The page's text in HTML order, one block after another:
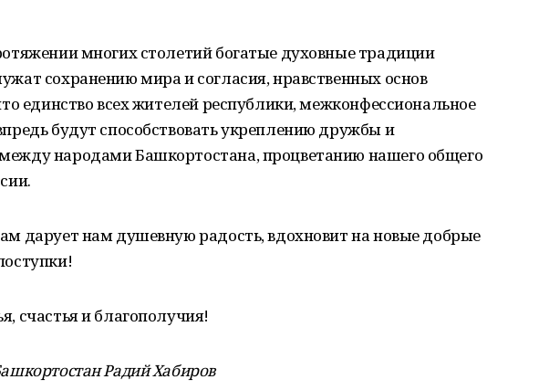
многих столетий богатые духовные традиции
сохранению мира и согласия, нравственных основ
единство всех жителей республики, межконфессиональное
будут способствовать укреплению дружбы и
народами Башкортостана, процветанию нашего общего
дарует нам душевную радость, вдохновит на новые добрые
счастья и благополучия!
Радий Хабиров